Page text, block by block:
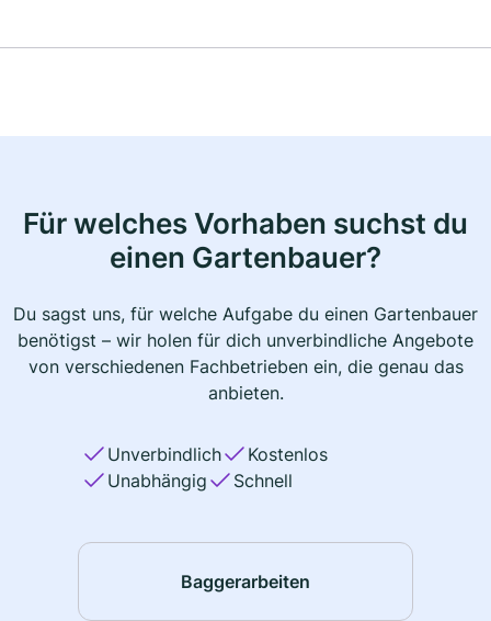
Für welches Vorhaben suchst du
einen Gartenbauer?
Du sagst uns, für welche Aufgabe du einen Gartenbauer
benötigst – wir holen für dich unverbindliche Angebote
von verschiedenen Fachbetrieben ein, die genau das
anbieten.
Unverbindlich
Kostenlos
Unabhängig
Schnell
Baggerarbeiten